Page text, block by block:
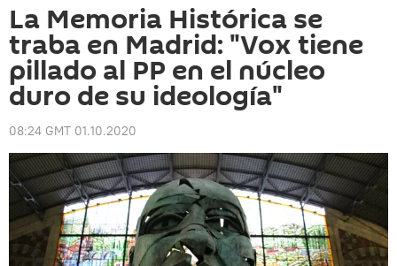
La Memoria Histórica se
traba en Madrid: "Vox tiene
pillado al PP en el núcleo
duro de su ideología"
08:24 GMT 01.10.2020